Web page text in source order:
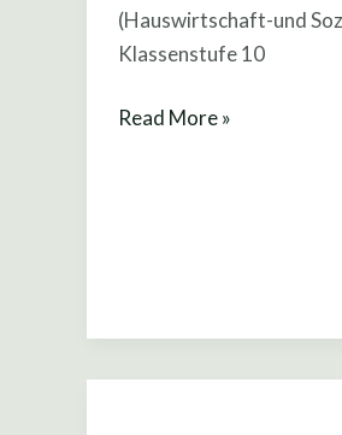
(Hauswirtschaft-und
Klassenstufe 10
Read More »